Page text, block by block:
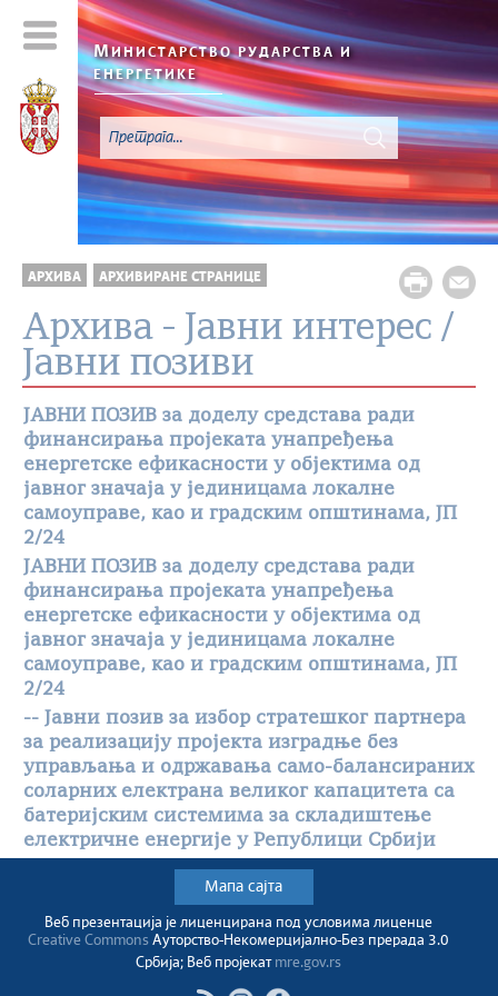
МИНИСТАРСТВО РУДАРСТВА И
ЕНЕРГЕТИКЕ
АРХИВА АРХИВИРАНЕ СТРАНИЦЕ
Архива - Јавни интерес /
Јавни позиви
ЈАВНИ ПОЗИВ за доделу средстава ради
финансирања пројеката унапређења
енергетске ефикасности у објектима од
јавног значаја у јединицама локалне
самоуправе, као и градским општинама, ЈП
2/24
ЈАВНИ ПОЗИВ за доделу средстава ради
финансирања пројеката унапређења
енергетске ефикасности у објектима од
јавног значаја у јединицама локалне
самоуправе, као и градским општинама, ЈП
2/24
-- Јавни позив за избор стратешког партнера
за реализацију пројекта изградње без
управљања и одржавања само-балансираних
соларних електрана великог капацитета са
батеријским системима за складиштење
електричне енергије у Републици Србији
Мапа сајта
Веб презентација jе лиценциранa под условима лиценце
Creative CommonsАуторство-Некомерцијално-Без прерада 3.0
Србија; Веб пројекат mre.gov.rs